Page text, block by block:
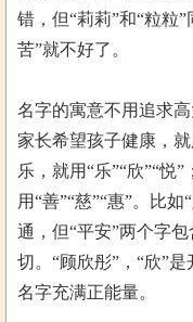
错，但“莉莉”和“粒粒
苦”就不好了。
名字的寓意不用追求
家长希望孩子健康，就
乐，就用“乐”“欣”“悦
用“善”“慈”“惠”。比
通，但“平安”两个字
切。“顾欣彤”，“欣”
名字充满正能量。